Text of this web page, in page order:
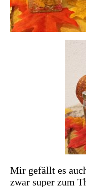
Mir gefällt es
zwar super zum